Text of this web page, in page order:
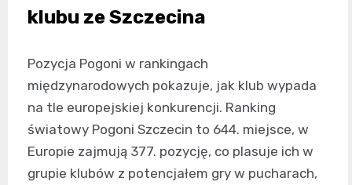
klubu ze Szczecina
Pozycja Pogoni w rankingach
międzynarodowych pokazuje, jak klub wypada
na tle europejskiej konkurencji. Ranking
światowy Pogoni Szczecin to 644. miejsce, w
Europie zajmują 377. pozycję, co plasuje ich w
grupie klubów z potencjałem gry w pucharach,